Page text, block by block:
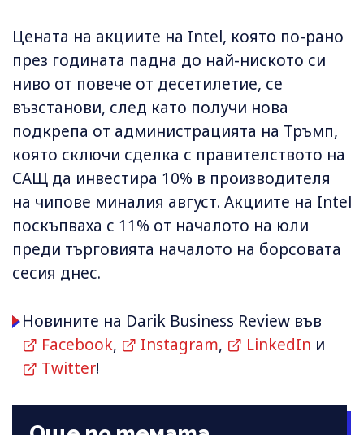
Цената на акциите на Intel, която по-рaно
през годината падна до най-ниското си
ниво от повече от десетилетие, се
възстанови, след като получи нова
подкрепа от администрацията на Тръмп,
която сключи сделка с правителството на
САЩ да инвестира 10% в производителя
на чипове миналия август. Акциите на Intel
поскъпваха с 11% от началото на юли
преди търговията началото на борсовата
сесия днес.
Новините на Darik Business Review във
Facebook, Instagram, LinkedIn и
Twitter!